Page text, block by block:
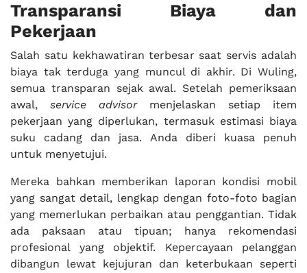
Transparansi Biaya dan
Pekerjaan
Salah satu kekhawatiran terbesar saat servis adalah
biaya tak terduga yang muncul di akhir. Di Wuling,
semua transparan sejak awal. Setelah pemeriksaan
awal, service advisormenjelaskan setiap item
pekerjaan yang diperlukan, termasuk estimasi biaya
suku cadang dan jasa. Anda diberi kuasa penuh
untuk menyetujui.
Mereka bahkan memberikan laporan kondisi mobil
yang sangat detail, lengkap dengan foto-foto bagian
yang memerlukan perbaikan atau penggantian. Tidak
ada paksaan atau tipuan; hanya rekomendasi
profesional yang objektif. Kepercayaan pelanggan
dibangun lewat kejujuran dan keterbukaan seperti